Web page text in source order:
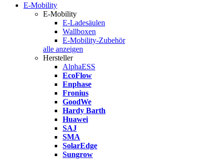
E-Mobility
E-Mobility
E-Ladesäulen
Wallboxen
E-Mobility-Zubehör
alle anzeigen
Hersteller
AlphaESS
EcoFlow
Enphase
Fronius
GoodWe
Hardy Barth
Huawei
SAJ
SMA
SolarEdge
Sungrow